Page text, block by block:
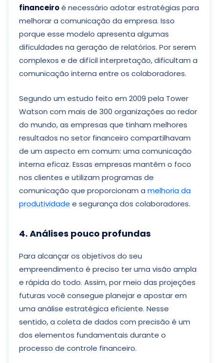
financeiroé necessário adotar estratégias para
melhorar a comunicação da empresa. Isso
porque esse modelo apresenta algumas
dificuldades na geração de relatórios. Por serem
complexos e de difícil interpretação, dificultam a
comunicação interna entre os colaboradores.
Segundo um estudo feito em 2009 pela Tower
Watson com mais de 300 organizações ao redor
do mundo, as empresas que tinham melhores
resultados no setor financeiro compartilhavam
de um aspecto em comum: uma comunicação
interna eficaz. Essas empresas mantêm o foco
nos clientes e utilizam programas de
comunicação que proporcionam a melhoria da
produtividade e segurança dos colaboradores.
4. Análises pouco profundas
Para alcançar os objetivos do seu
empreendimento é preciso ter uma visão ampla
e rápida do todo. Assim, por meio das projeções
futuras você consegue planejar e apostar em
uma análise estratégica eficiente. Nesse
sentido, a coleta de dados com precisão é um
dos elementos fundamentais durante o
processo de controle financeiro.